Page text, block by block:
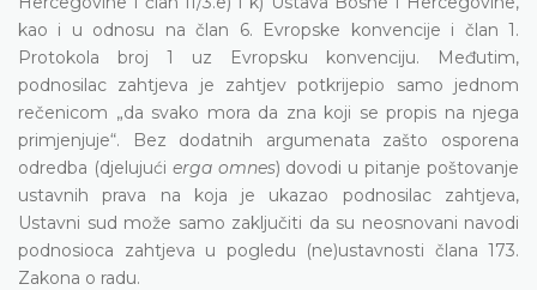
kao i u odnosu na član 6. Evropske konvencije i član 1.
Protokola broj 1 uz Evropsku konvenciju. Međutim,
podnosilac zahtjeva je zahtjev potkrijepio samo jednom
rečenicom „da svako mora da zna koji se propis na njega
primjenjuje“. Bez dodatnih argumenata zašto osporena
odredba (djelujući erga omnes) dovodi u pitanje poštovanje
ustavnih prava na koja je ukazao podnosilac zahtjeva,
Ustavni sud može samo zaključiti da su neosnovani navodi
podnosioca zahtjeva u pogledu (ne)ustavnosti člana 173.
Zakona o radu.